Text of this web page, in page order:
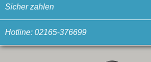
Sicher zahlen
Hotline: 02165-376699